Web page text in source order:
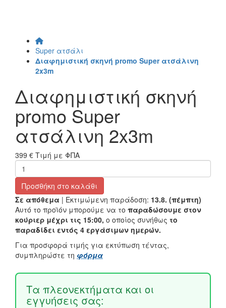
Super ατσάλι
Διαφημιστική σκηνή promo Super ατσάλινη
2x3m
Διαφημιστική σκηνή
promo Super
ατσάλινη 2x3m
399 € Τιμή με ΦΠΑ
Προσθήκη στο καλάθι
Σε απόθεμα | Εκτιμώμενη παράδοση: 13.8. (πέμπτη)
Αυτό το προϊόν μπορούμε να το παραδώσουμε στον
κούριερ μέχρι τις 15:00, ο οποίος συνήθως το
παραδίδει εντός 4 εργάσιμων ημερών.
Για προσφορά τιμής για εκτύπωση τέντας,
συμπληρώστε τη φόρμα
Τα πλεονεκτήματα και οι
εγγυήσεις σας: